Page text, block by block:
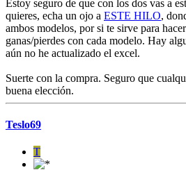
Estoy seguro de que con los dos vas a
quieres, echa un ojo a ESTE HILO,
ambos modelos, por si te sirve para
ganas/pierdes con cada modelo. Hay
aún no he actualizado el excel.
Suerte con la compra. Seguro que
buena elección.
Teslo69
T